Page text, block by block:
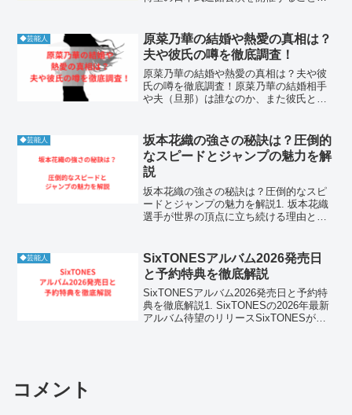
ステージ演出で知られるmiletのライブ...
◆芸能人
原菜乃華の結婚や熱愛の真相は？
夫や彼氏の噂を徹底調査！
原菜乃華の結婚や熱愛の真相は？夫や彼
氏の噂を徹底調査！原菜乃華の結婚相手
や夫（旦那）は誰なのか、また彼氏との
の有無や恋愛事情、過去の噂、理想の結
婚観などを順を追って詳し...
◆芸能人
坂本花織の強さの秘訣は？圧倒的
なスピードとジャンプの魅力を解
説
坂本花織の強さの秘訣は？圧倒的なスピ
ードとジャンプの魅力を解説1. 坂本花織
選手が世界の頂点に立ち続ける理由とそ
手。彼女の魅力は、何と言ってもリンク
を縦横無尽に駆け巡る圧...
◆芸能人
SixTONESアルバム2026発売日
と予約特典を徹底解説
SixTONESアルバム2026発売日と予約特
典を徹底解説1. SixTONESの2026年最新
アルバム待望のリリースSixTONESが
コメント